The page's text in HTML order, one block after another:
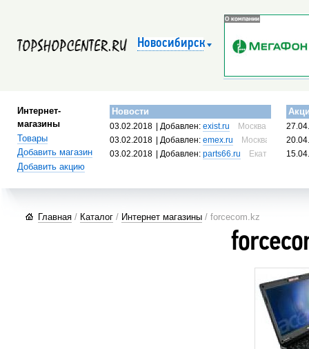
Новосибирск
Интернет-
магазины
Товары
Добавить магазин
Добавить акцию
Новости
03.02.2018 | Добавлен:exist.ru
Москва, Россия
03.02.2018
| Добавлен:emex.ru
Москва, Россия
03.02.2018
| Добавлен:parts66.ru Екатеринбург,
Главная / Каталог / Интернет магазины / forcecom.kz